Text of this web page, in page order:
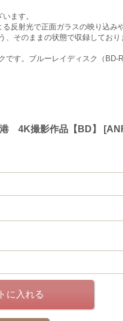
ます。
反射光で正面ガラスの映り込み
そのままの状態で収録しており
す。ブルーレイディスク（BD-
4K撮影作品【BD】 [